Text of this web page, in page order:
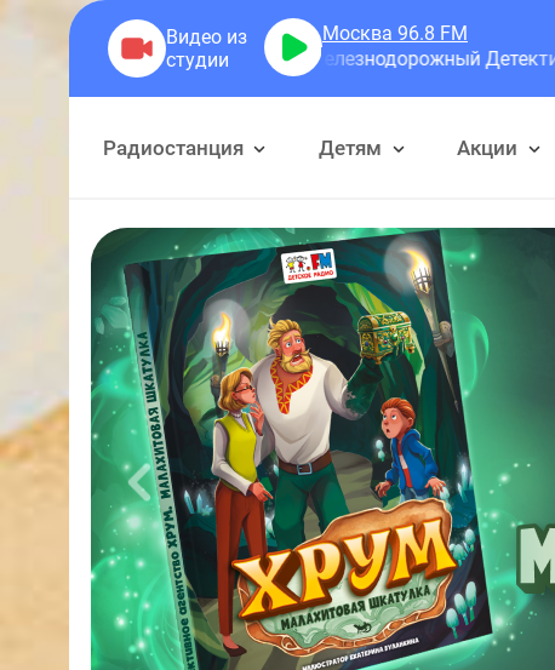
Москва 96.8 FM
Железнодорожный Детектив или
Радиостанция Детям Акции